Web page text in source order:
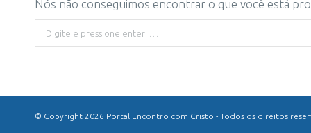
Nós não conseguimos encontrar o que você está
Buscar
© Copyright 2026 Portal Encontro com Cristo - Todos os direitos